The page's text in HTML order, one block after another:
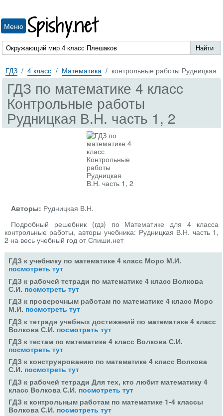
Меню Spishy.net
ГДЗ 4 класс Математика контрольные работы Рудницкая
ГДЗ по математике 4 класс
Контрольные работы
Рудницкая В.Н. часть 1, 2
Авторы: Рудницкая В.Н.
Подробный решебник (гдз) по Математике для 4 класса
контрольные работы, авторы учебника: Рудницкая В.Н. часть 1,
2 на весь учебный год от Спиши.нет
ГДЗ к учебнику по математике 4 класс Моро М.И.
посмотреть тут
ГДЗ к рабочей тетради по математике 4 класс Волкова
С.И. посмотреть тут
ГДЗ к проверочным работам по математике 4 класс Моро
М.И. посмотреть тут
ГДЗ к тетради учебных достижений по математике 4 класс
Волкова С.И. посмотреть тут
ГДЗ к тестам по математике 4 класс Волкова С.И.
посмотреть тут
ГДЗ к конструированию по математике 4 класс Волкова
С.И. посмотреть тут
ГДЗ к рабочей тетради Для тех, кто любит математику 4
класс Волкова С.И. посмотреть тут
ГДЗ к контрольным работам по математике 1-4 классы
Волкова С.И. посмотреть тут